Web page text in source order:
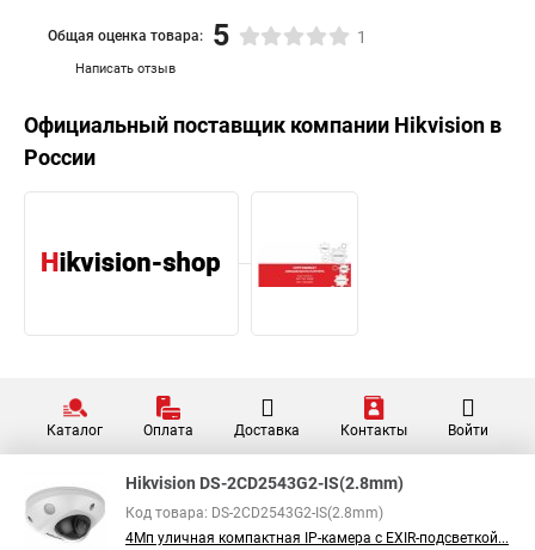
Написать отзыв
Общая оценка товара: 5 1
Официальный поставщик компании Hikvision в
России
Каталог Оплата Доставка Контакты Войти
Hikvision DS-2CD2543G2-IS(2.8mm)
Код товара: DS-2CD2543G2-IS(2.8mm)
4Мп уличная компактная IP-камера с EXIR-подсветкой...